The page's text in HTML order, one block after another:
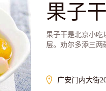
果子
果子干是北京小吃
层。劝尔多添三两
广安门内大街